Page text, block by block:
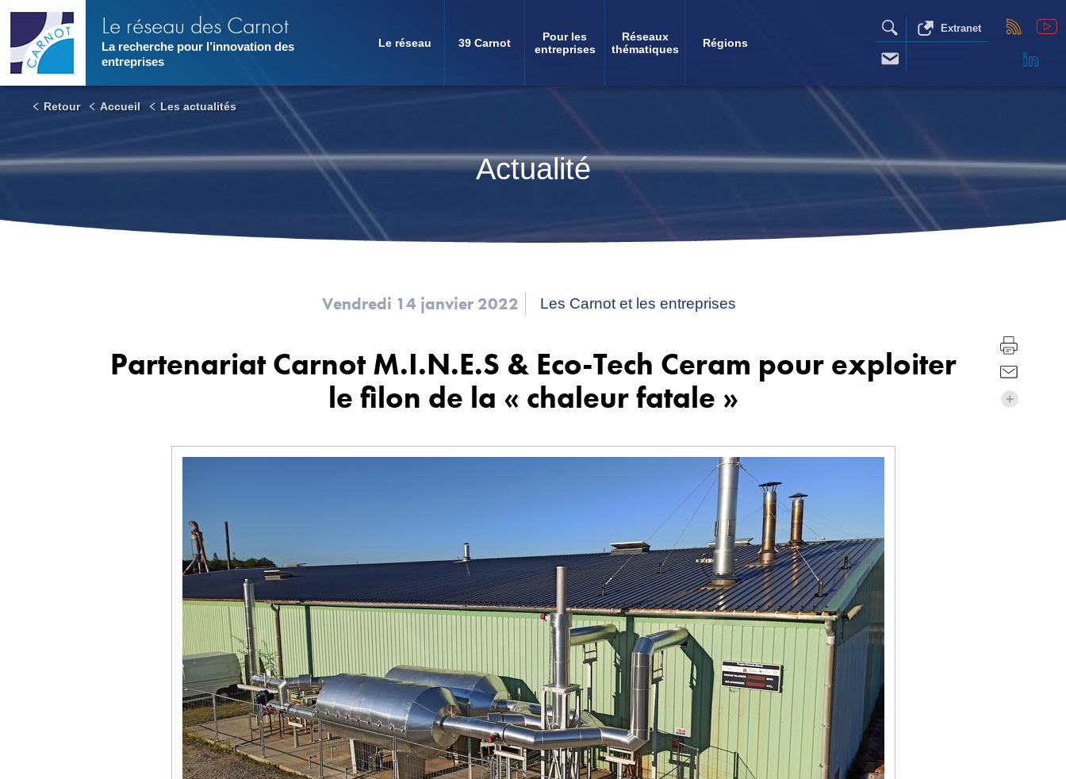
contenu
principal
Le réseau des Carnot
La recherche pour l’innovation des
entreprises
Navigation
principale
Le réseau 39 Carnot
Pour les
entreprises
Réseaux
thématiques
Régions
Extranet
Retour Accueil Les actualités
Actualité
Vendredi 14 janvier 2022 Les Carnot et les entreprises
Partenariat Carnot M.I.N.E.S & Eco-Tech Ceram pour exploiter
le filon de la « chaleur fatale »